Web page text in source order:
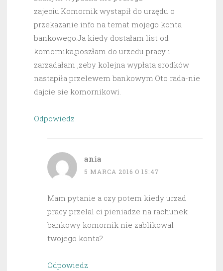
zajeciu.Komornik wystapił do urzędu o
przekazanie info na temat mojego konta
bankowego.Ja kiedy dostałam list od
komornika,poszłam do urzedu pracy i
zarzadałam ,zeby kolejna wypłata srodków
nastapiła przelewem bankowym.Oto rada-nie
dajcie sie komornikowi.
Odpowiedz
ania
5 MARCA 2016 O 15:47
Mam pytanie a czy potem kiedy urzad
pracy przelal ci pieniadze na rachunek
bankowy komornik nie zablikowal
twojego konta?
Odpowiedz